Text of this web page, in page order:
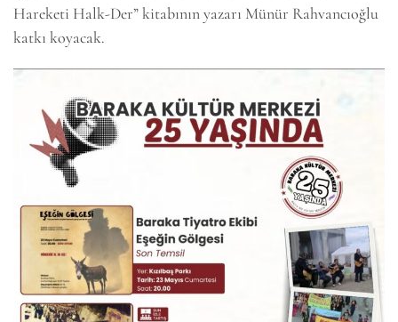
Hareketi Halk-Der” kitabının yazarı Münür Rahvancıoğlu
katkı koyacak.